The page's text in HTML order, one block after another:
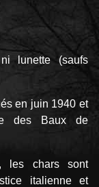
lunette (saufs
en juin 1940 et
des Baux de
les chars sont
italienne et